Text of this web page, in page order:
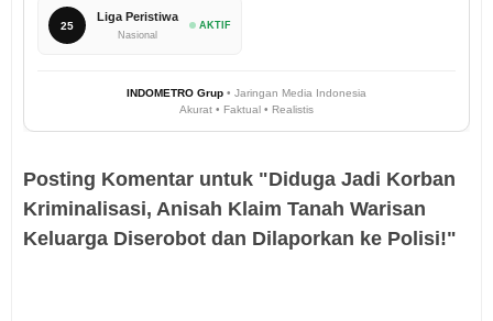
25
Liga Peristiwa
Nasional
AKTIF
INDOMETRO Grup • Jaringan Media Indonesia
Akurat • Faktual • Realistis
Posting Komentar untuk "Diduga Jadi Korban
Kriminalisasi, Anisah Klaim Tanah Warisan
Keluarga Diserobot dan Dilaporkan ke Polisi!"